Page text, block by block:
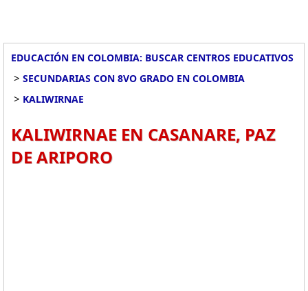
EDUCACIÓN EN COLOMBIA: BUSCAR CENTROS EDUCATIVOS
> SECUNDARIAS CON 8VO GRADO EN COLOMBIA
> KALIWIRNAE
KALIWIRNAE EN CASANARE, PAZ
DE ARIPORO